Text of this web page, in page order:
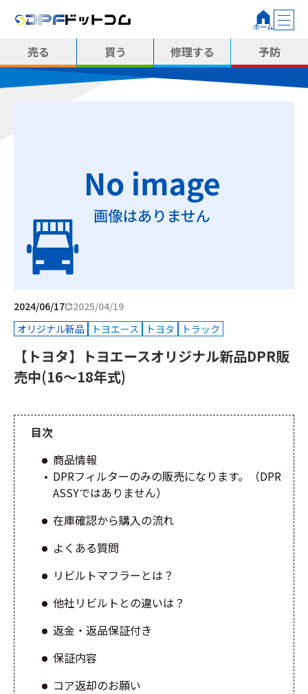
売る 買う 修理する 予防
2024/06/17
2025/04/19
オリジナル新品
トヨエース トヨタ トラック
【トヨタ】トヨエースオリジナル新品DPR販
売中(16～18年式)
目次
商品情報
DPRフィルターのみの販売になります。（DPR
ASSYではありません）
在庫確認から購入の流れ
よくある質問
リビルトマフラーとは？
他社リビルトとの違いは？
返金・返品保証付き
保証内容
コア返却のお願い